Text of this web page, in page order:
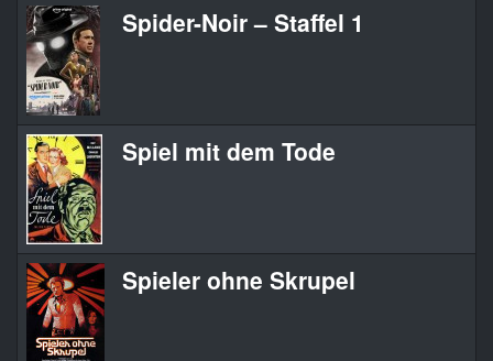
Spider-Noir – Staffel 1
Spiel mit dem Tode
Spieler ohne Skrupel